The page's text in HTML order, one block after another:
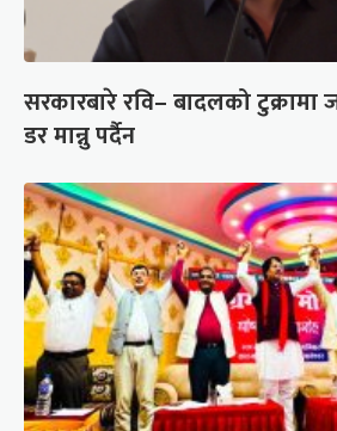
सरकारबारे रवि– बादलको
डर मान्नु पर्दैन